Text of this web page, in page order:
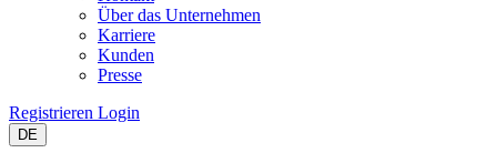
Über das Unternehmen
Karriere
Kunden
Presse
Registrieren Login
DE